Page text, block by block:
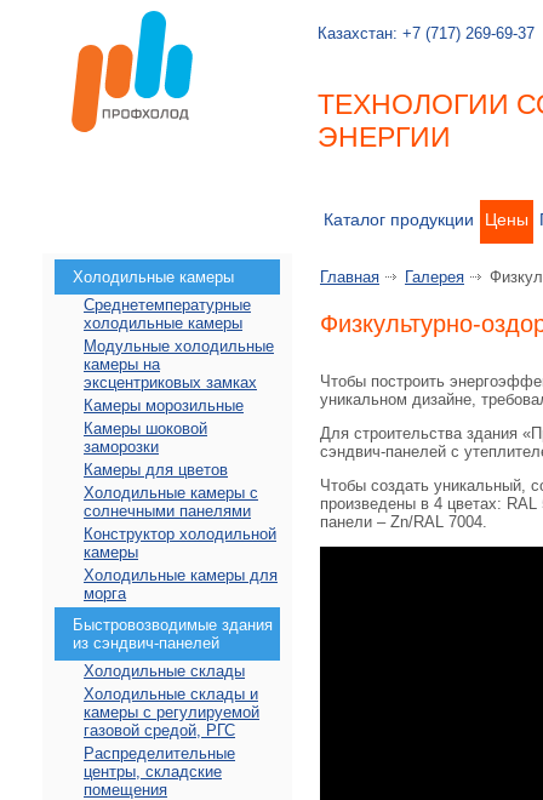
Казахстан: +7 (717) 269-69-37
ТЕХНОЛОГИИ
ЭНЕРГИИ
Каталог продукции Цены
Холодильные камеры
Среднетемпературные
холодильные камеры
Модульные холодильные
камеры на
эксцентриковых замках
Камеры морозильные
Камеры шоковой
заморозки
Камеры для цветов
Холодильные камеры с
солнечными панелями
Конструктор холодильной
камеры
Холодильные камеры для
морга
Быстровозводимые здания
из сэндвич-панелей
Холодильные склады
Холодильные склады и
камеры с регулируемой
газовой средой, РГС
Распределительные
центры, складские
помещения
Главная Галерея
Физкультурно-
Чтобы построить
уникальном дизайне,
Для строительства здания
сэндвич-панелей с
Чтобы создать уникальный,
произведены в 4 цветах:
панели – Zn/RAL 7004.